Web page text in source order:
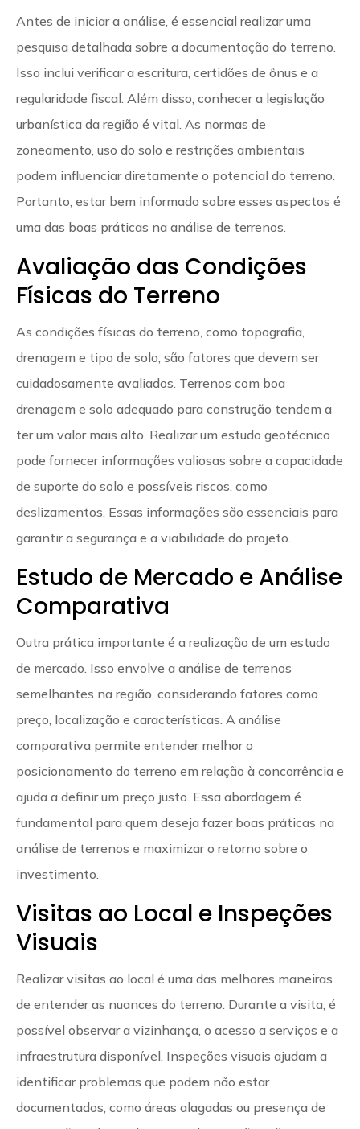
Antes de iniciar a análise, é essencial realizar uma
pesquisa detalhada sobre a documentação do terreno.
Isso inclui verificar a escritura, certidões de ônus e a
regularidade fiscal. Além disso, conhecer a legislação
urbanística da região é vital. As normas de
zoneamento, uso do solo e restrições ambientais
podem influenciar diretamente o potencial do terreno.
Portanto, estar bem informado sobre esses aspectos é
uma das boas práticas na análise de terrenos.
Avaliação das Condições
Físicas do Terreno
As condições físicas do terreno, como topografia,
drenagem e tipo de solo, são fatores que devem ser
cuidadosamente avaliados. Terrenos com boa
drenagem e solo adequado para construção tendem a
ter um valor mais alto. Realizar um estudo geotécnico
pode fornecer informações valiosas sobre a capacidade
de suporte do solo e possíveis riscos, como
deslizamentos. Essas informações são essenciais para
garantir a segurança e a viabilidade do projeto.
Estudo de Mercado e Análise
Comparativa
Outra prática importante é a realização de um estudo
de mercado. Isso envolve a análise de terrenos
semelhantes na região, considerando fatores como
preço, localização e características. A análise
comparativa permite entender melhor o
posicionamento do terreno em relação à concorrência e
ajuda a definir um preço justo. Essa abordagem é
fundamental para quem deseja fazer boas práticas na
análise de terrenos e maximizar o retorno sobre o
investimento.
Visitas ao Local e Inspeções
Visuais
Realizar visitas ao local é uma das melhores maneiras
de entender as nuances do terreno. Durante a visita, é
possível observar a vizinhança, o acesso a serviços e a
infraestrutura disponível. Inspeções visuais ajudam a
identificar problemas que podem não estar
documentados, como áreas alagadas ou presença de